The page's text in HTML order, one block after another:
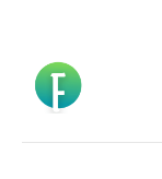
contenuto